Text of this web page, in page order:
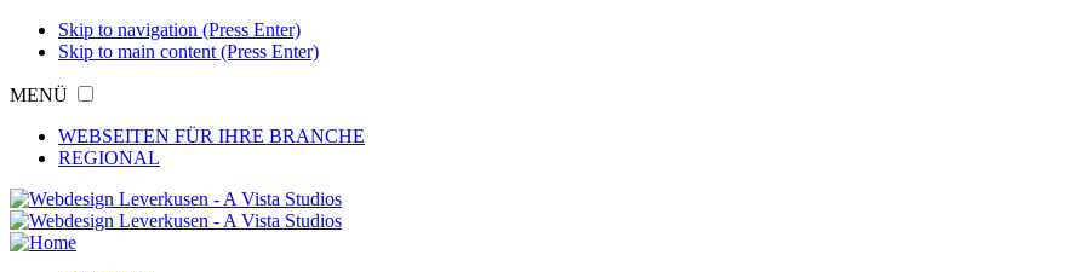
Skip to navigation (Press Enter)
Skip to main content (Press Enter)
MENÜ
WEBSEITEN FÜR IHRE BRANCHE
REGIONAL